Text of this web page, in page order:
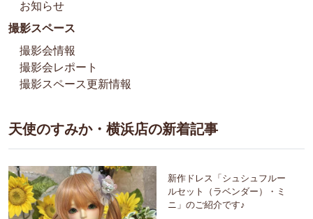
お知らせ
撮影スペース
撮影会情報
撮影会レポート
撮影スペース更新情報
天使のすみか・横浜店の新着記事
新作ドレス「シュシュフルー
ルセット（ラベンダー）・ミ
ニ」のご紹介です♪